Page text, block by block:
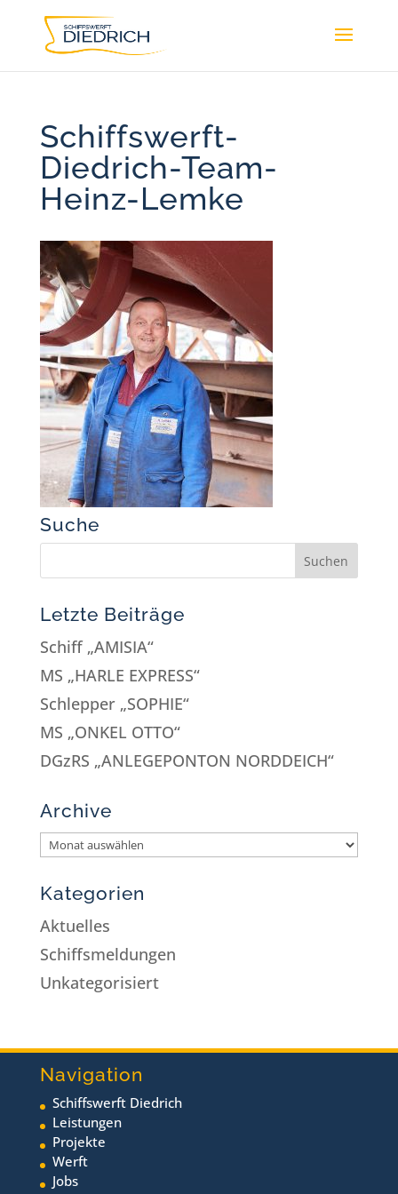
Schiffswerft-
Diedrich-Team-
Heinz-Lemke
Suche
Letzte Beiträge
Schiff „AMISIA“
MS „HARLE EXPRESS“
Schlepper „SOPHIE“
MS „ONKEL OTTO“
DGzRS „ANLEGEPONTON NORDDEICH“
Archive
Kategorien
Aktuelles
Schiffsmeldungen
Unkategorisiert
Navigation
Schiffswerft Diedrich
Leistungen
Projekte
Werft
Jobs